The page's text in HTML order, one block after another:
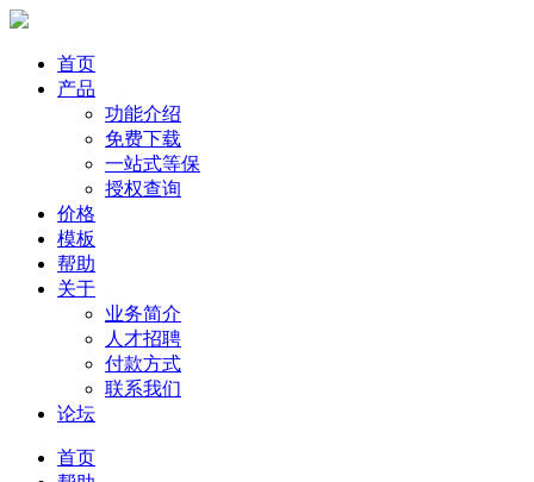
首页
产品
功能介绍
免费下载
一站式等保
授权查询
价格
模板
帮助
关于
业务简介
人才招聘
付款方式
联系我们
论坛
首页